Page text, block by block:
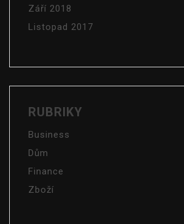
Září 2018
Listopad 2017
RUBRIKY
Business
Dům
Finance
Zboží